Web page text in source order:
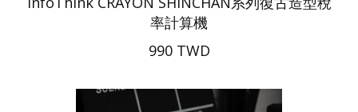
率計算機
990 TWD